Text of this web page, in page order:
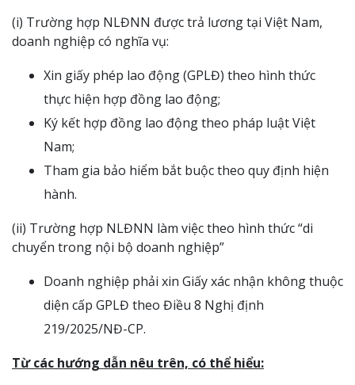
(i) Trường hợp NLĐNN được trả lương tại Việt Nam,
doanh nghiệp có nghĩa vụ:
Xin giấy phép lao động (GPLĐ) theo hình thức
thực hiện hợp đồng lao động;
Ký kết hợp đồng lao động theo pháp luật Việt
Nam;
Tham gia bảo hiểm bắt buộc theo quy định hiện
hành.
(ii) Trường hợp NLĐNN làm việc theo hình thức “di
chuyển trong nội bộ doanh nghiệp”
Doanh nghiệp phải xin Giấy xác nhận không thuộc
diện cấp GPLĐ theo Điều 8 Nghị định
219/2025/NĐ-CP.
Từ các hướng dẫn nêu trên, có thể hiểu: